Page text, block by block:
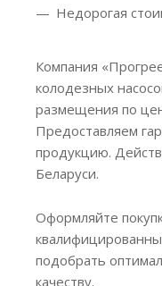
Недорогая
Компания
колодезных
размещения по
Предоставляем
продукцию.
Беларуси.
Оформляйте
подобрать
качеству.